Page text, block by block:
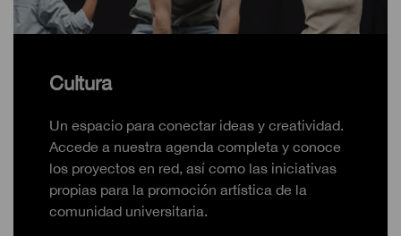
Cultura
Un espacio para conectar ideas y creatividad.
Accede a nuestra agenda completa y conoce
los proyectos en red, así como las iniciativas
propias para la promoción artística de la
comunidad universitaria.